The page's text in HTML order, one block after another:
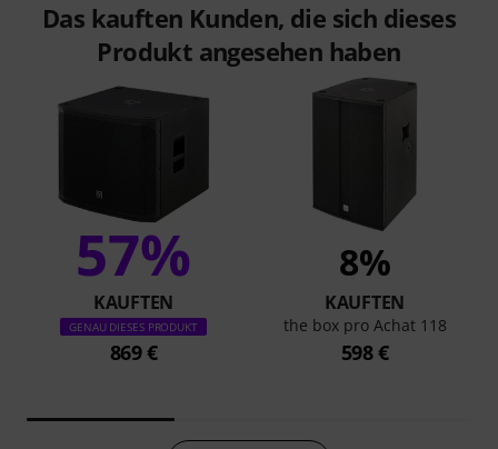
Das kauften Kunden, die sich dieses
Produkt angesehen haben
57%
KAUFTEN
GENAU DIESES PRODUKT
869 €
8%
KAUFTEN
the box pro Achat 118
598 €